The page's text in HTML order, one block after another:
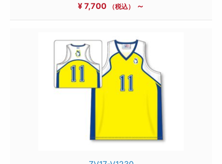
¥ 7,700 （税込） ～